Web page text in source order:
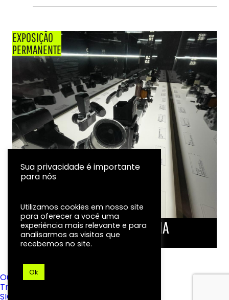
EXPOSIÇÃO
PERMANENTE
LINHA DO TEMPO DA FOTOGRAFIA
EXPOSIÇÃO
Ouvidoria
Transparência
SIC
Sua privacidade é importante
para nós
Utilizamos cookies em nosso site
para oferecer a você uma
experiência mais relevante e para
analisarmos as visitas que
recebemos no site.
Ok